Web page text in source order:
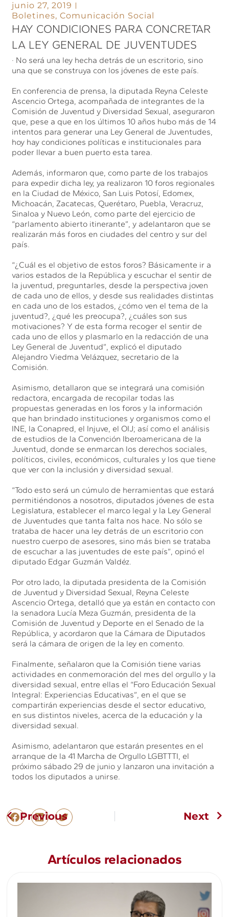
junio 27, 2019
Boletines,Comunicación Social
HAY CONDICIONES PARA CONCRETAR
LA LEY GENERAL DE JUVENTUDES
· No será una ley hecha detrás de un escritorio, sino
una que se construya con los jóvenes de este país.
En conferencia de prensa, la diputada Reyna Celeste
Ascencio Ortega, acompañada de integrantes de la
Comisión de Juventud y Diversidad Sexual, aseguraron
que, pese a que en los últimos 10 años hubo más de 14
intentos para generar una Ley General de Juventudes,
hoy hay condiciones políticas e institucionales para
poder llevar a buen puerto esta tarea.
Además, informaron que, como parte de los trabajos
para expedir dicha ley, ya realizaron 10 foros regionales
en la Ciudad de México, San Luis Potosí, Edomex,
Michoacán, Zacatecas, Querétaro, Puebla, Veracruz,
Sinaloa y Nuevo León, como parte del ejercicio de
“parlamento abierto itinerante”, y adelantaron que se
realizarán más foros en ciudades del centro y sur del
país.
“¿Cuál es el objetivo de estos foros? Básicamente ir a
varios estados de la República y escuchar el sentir de
la juventud, preguntarles, desde la perspectiva joven
de cada uno de ellos, y desde sus realidades distintas
en cada uno de los estados, ¿cómo ven el tema de la
juventud?, ¿qué les preocupa?, ¿cuáles son sus
motivaciones? Y de esta forma recoger el sentir de
cada uno de ellos y plasmarlo en la redacción de una
Ley General de Juventud”, explicó el diputado
Alejandro Viedma Velázquez, secretario de la
Comisión.
Asimismo, detallaron que se integrará una comisión
redactora, encargada de recopilar todas las
propuestas generadas en los foros y la información
que han brindado instituciones y organismos como el
INE, la Conapred, el Injuve, el OIJ; así como el análisis
de estudios de la Convención Iberoamericana de la
Juventud, donde se enmarcan los derechos sociales,
políticos, civiles, económicos, culturales y los que tiene
que ver con la inclusión y diversidad sexual.
“Todo esto será un cúmulo de herramientas que estará
permitiéndonos a nosotros, diputados jóvenes de esta
Legislatura, establecer el marco legal y la Ley General
de Juventudes que tanta falta nos hace. No sólo se
trataba de hacer una ley detrás de un escritorio con
nuestro cuerpo de asesores, sino más bien se trataba
de escuchar a las juventudes de este país”, opinó el
diputado Edgar Guzmán Valdéz.
Por otro lado, la diputada presidenta de la Comisión
de Juventud y Diversidad Sexual, Reyna Celeste
Ascencio Ortega, detalló que ya están en contacto con
la senadora Lucía Meza Guzmán, presidenta de la
Comisión de Juventud y Deporte en el Senado de la
República, y acordaron que la Cámara de Diputados
será la cámara de origen de la ley en comento.
Finalmente, señalaron que la Comisión tiene varias
actividades en conmemoración del mes del orgullo y la
diversidad sexual, entre ellas el “Foro Educación Sexual
Integral: Experiencias Educativas”, en el que se
compartirán experiencias desde el sector educativo,
en sus distintos niveles, acerca de la educación y la
diversidad sexual.
Asimismo, adelantaron que estarán presentes en el
arranque de la 41 Marcha de Orgullo LGBTTTI, el
próximo sábado 29 de junio y lanzaron una invitación a
todos los diputados a unirse.
Previous Next
Artículos relacionados